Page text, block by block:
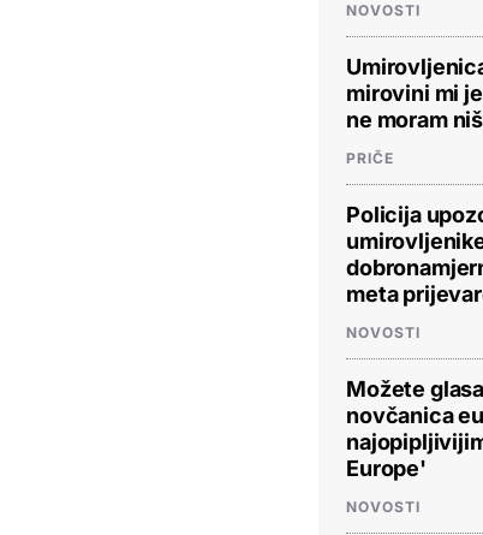
NOVOSTI
mirovini mi
ne moram
PRIČE
Policija
meta
NOVOSTI
Možete
novčanica
Europe'
NOVOSTI